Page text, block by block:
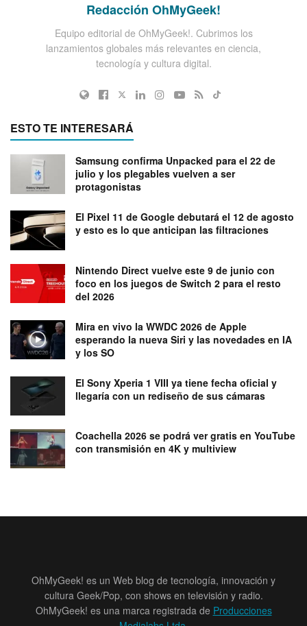
Redacción OhMyGeek!
Equipo editorial de OhMyGeek!. Cubrimos los
lanzamientos globales más relevantes en ciencia,
tecnología y cultura digital.
ESTO TE INTERESARÁ
Samsung confirma Unpacked para el 22 de
julio y los plegables vuelven a ser
protagonistas
El Pixel 11 de Google debutará el 12 de agosto
y esto es lo que anticipan las filtraciones
Nintendo Direct vuelve este 9 de junio con
foco en los juegos de Switch 2 para el resto
del 2026
Mira en vivo la WWDC 2026 de Apple
esperando la nueva Siri y las novedades en IA
y los SO
El Sony Xperia 1 VIII ya tiene fecha oficial y
llegaría con un rediseño de sus cámaras
Coachella 2026 se podrá ver gratis en YouTube
con transmisión en 4K y multiview
OhMyGeek! es un Web blog de tecnología, innovación y
cultura Geek/Pop, con shows en televisión y radio.
OhMyGeek! es una marca registrada de Producciones